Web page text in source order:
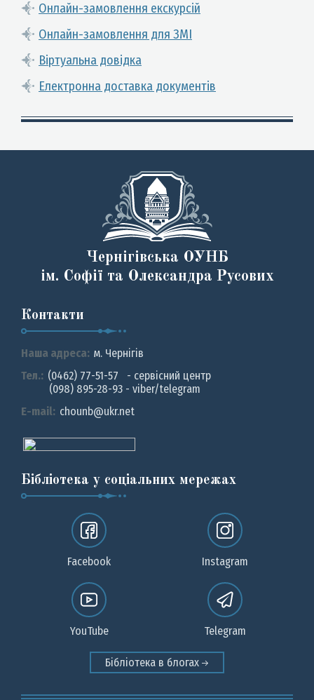
Онлайн-замовлення екскурсій
Онлайн-замовлення для ЗМІ
Віртуальна довідка
Електронна доставка документів
Чернігівська ОУНБ
ім. Софії та Олександра Русових
Контакти
Наша адреса: м. Чернiгiв
Тел.: (0462) 77-51-57 - сервісний центр
(098) 895-28-93 - viber/telegram
E-mail: chounb@ukr.net
Бібліотека у соціальних мережах
Facebook Instagram
YouTube Telegram
Бібліотека в блогах